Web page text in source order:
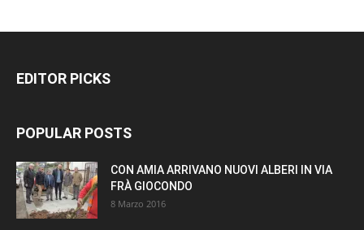
EDITOR PICKS
POPULAR POSTS
CON AMIA ARRIVANO NUOVI ALBERI IN VIA
FRÀ GIOCONDO
8 Marzo 2016